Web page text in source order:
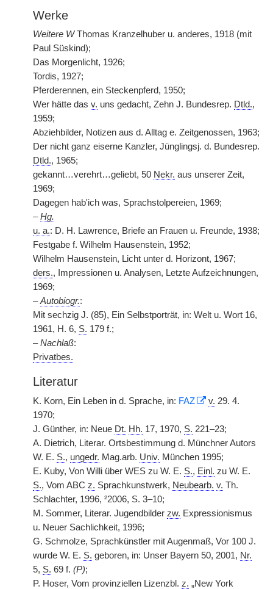
Werke
Weitere WThomas Kranzelhuber u. anderes, 1918 (mit
Paul Süskind);
Das Morgenlicht, 1926;
Tordis, 1927;
Pferderennen, ein Steckenpferd, 1950;
Wer hätte das v. uns gedacht, Zehn J. Bundesrep. Dtld.,
1959;
Abziehbilder, Notizen aus d. Alltag e. Zeitgenossen, 1963;
Der nicht ganz eiserne Kanzler, Jünglingsj. d. Bundesrep.
Dtld., 1965;
gekannt…verehrt…geliebt, 50 Nekr. aus unserer Zeit,
1969;
Dagegen hab'ich was, Sprachstolpereien, 1969;
–Hg.
u. a.: D. H. Lawrence, Briefe an Frauen u. Freunde, 1938;
Festgabe f. Wilhelm Hausenstein, 1952;
Wilhelm Hausenstein, Licht unter d. Horizont, 1967;
ders., Impressionen u. Analysen, Letzte Aufzeichnungen,
1969;
–Autobiogr.:
Mit sechzig J. (85), Ein Selbstporträt, in: Welt u. Wort 16,
1961, H. 6, S. 179 f.;
–Nachlaß:
Privatbes.
Literatur
K. Korn, Ein Leben in d. Sprache, in: FAZ v. 29. 4.
1970;
J. Günther, in: Neue Dt. Hh. 17, 1970, S. 221–23;
A. Dietrich, Literar. Ortsbestimmung d. Münchner Autors
W. E. S., ungedr. Mag.arb. Univ. München 1995;
E. Kuby, Von Willi über WES zu W. E. S., Einl. zu W. E.
S., Vom ABC z. Sprachkunstwerk, Neubearb. v. Th.
Schlachter, 1996, ²2006, S. 3–10;
M. Sommer, Literar. Jugendbilder zw. Expressionismus
u. Neuer Sachlichkeit, 1996;
G. Schmolze, Sprachkünstler mit Augenmaß, Vor 100 J.
wurde W. E. S. geboren, in: Unser Bayern 50, 2001, Nr.
5, S. 69 f. (P);
P. Hoser, Vom provinziellen Lizenzbl. z. „New York